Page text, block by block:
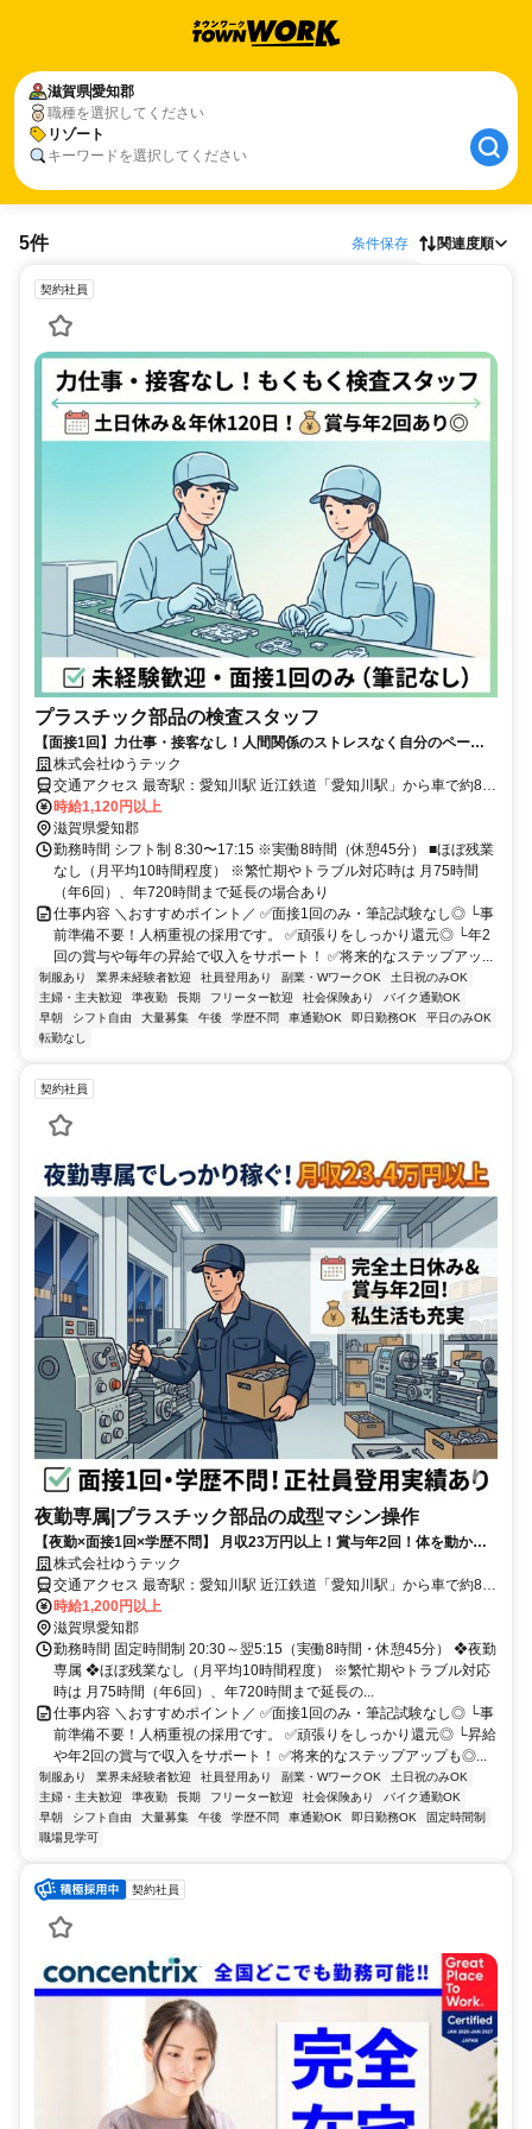
滋賀県愛知郡
職種を選択してください
リゾート
キーワードを選択してください
5件 条件保存 関連度順
契約社員
プラスチック部品の検査スタッフ
【面接1回】力仕事・接客なし！人間関係のストレスなく自分のペース
で働けます。 土日休み・年休120日・昇給・賞与年2回。安心して長く
働ける好待遇◎
株式会社ゆうテック
交通アクセス 最寄駅：愛知川駅 近江鉄道「愛知川駅」から車で約8分
（徒歩30分） ■マイカー通勤OK ■無料駐車場あり
時給1,120円以上
滋賀県愛知郡
勤務時間 シフト制 8:30〜17:15 ※実働8時間（休憩45分） ■ほぼ残業
なし（月平均10時間程度） ※繁忙期やトラブル対応時は 月75時間
（年6回）、年720時間まで延長の場合あり
仕事内容 ＼おすすめポイント／ ✅面接1回のみ・筆記試験なし◎ └事
前準備不要！人柄重視の採用です。 ✅頑張りをしっかり還元◎ └年2
回の賞与や毎年の昇給で収入をサポート！ ✅将来的なステップアッ...
制服あり 業界未経験者歓迎 社員登用あり 副業・WワークOK
土日祝のみOK
主婦・主夫歓迎
準夜勤 長期 フリーター歓迎 社会保険あり
バイク通勤OK
早朝
シフト自由 大量募集 午後 学歴不問 車通勤OK 即日勤務OK
平日のみOK
転勤なし
契約社員
夜勤専属|プラスチック部品の成型マシン操作
【夜勤×面接1回×学歴不問】 月収23万円以上！賞与年2回！体を動かす
モクモク作業。 社員登用実績あり。完全土日休み・大型連休で私生活も
充実◎
株式会社ゆうテック
交通アクセス 最寄駅：愛知川駅 近江鉄道「愛知川駅」から車で約8分
（徒歩30分） ■マイカー通勤OK ■無料駐車場あり （ルートによる※
事前にお問い合わせください）
時給1,200円以上
滋賀県愛知郡
勤務時間 固定時間制 20:30～翌5:15（実働8時間・休憩45分） ❖夜勤
専属 ❖ほぼ残業なし（月平均10時間程度） ※繁忙期やトラブル対応
時は 月75時間（年6回）、年720時間まで延長の...
仕事内容 ＼おすすめポイント／ ✅面接1回のみ・筆記試験なし◎ └事
前準備不要！人柄重視の採用です。 ✅頑張りをしっかり還元◎ └昇給
や年2回の賞与で収入をサポート！ ✅将来的なステップアップも◎...
制服あり 業界未経験者歓迎 社員登用あり 副業・WワークOK
土日祝のみOK
主婦・主夫歓迎
準夜勤 長期 フリーター歓迎 社会保険あり
バイク通勤OK
早朝
シフト自由 大量募集 午後 学歴不問 車通勤OK 即日勤務OK
固定時間制
職場見学可
契約社員